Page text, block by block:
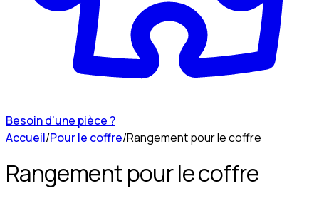
Besoin d'une pièce ?
Accueil/Pour le coffre/Rangement pour le coffre
Rangement pour le coffre